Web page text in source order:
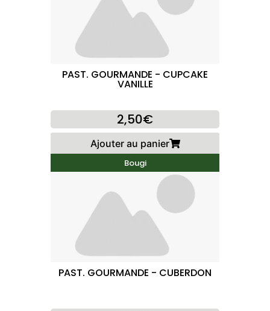
PAST. GOURMANDE - CUPCAKE
VANILLE
2,50€
Ajouter au panier
Bougi
PAST. GOURMANDE - CUBERDON